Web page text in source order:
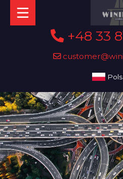
+48 33